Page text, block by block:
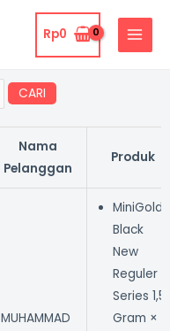
Rp0
MAIN
MENU
CARI
Nama
Pelanggan
Produk
MUHAMMAD
MiniGold
Black
New
Reguler
Series 1,5
Gram ×